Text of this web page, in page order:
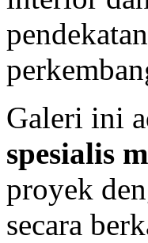
Galeri ini
spesialis
proyek
secara